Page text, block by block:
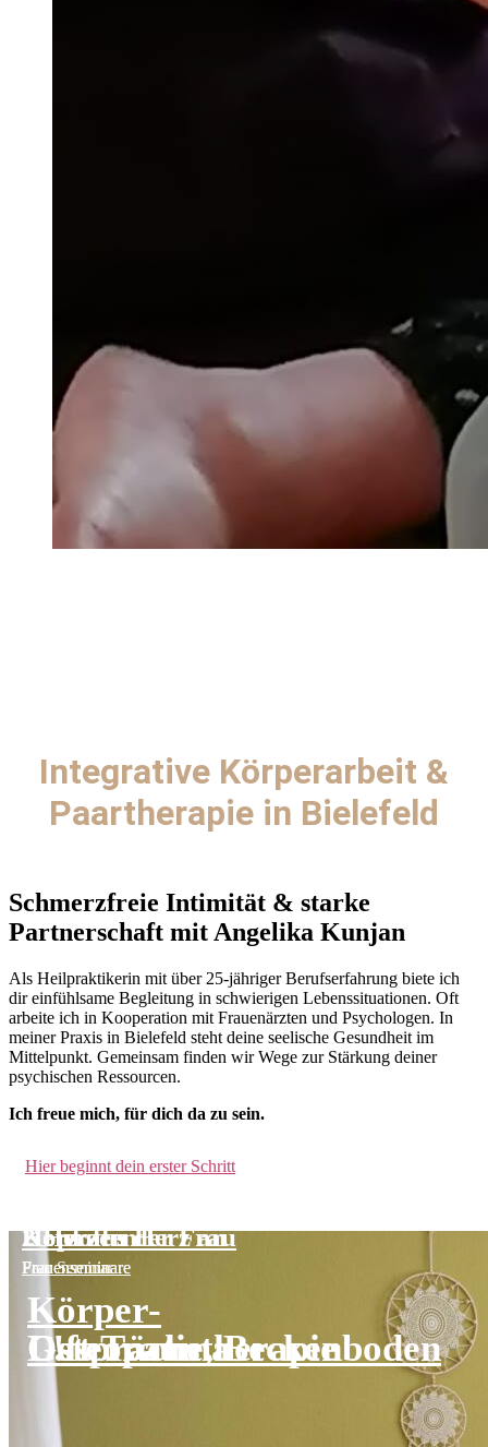
Körper-
Gesprächstherapie
L!ft Trauma
Osteopatie, Beckenboden
Kopf aus Herz an
Paar Seminar
Herzoffen
Frauenseminare
2 Herzen der Frau
Frauenseminare
Integrative Körperarbeit &
Paartherapie in Bielefeld
Schmerzfreie Intimität & starke
Partnerschaft mit Angelika Kunjan
Als Heilpraktikerin mit über 25-jähriger Berufserfahrung biete ich
dir einfühlsame Begleitung in schwierigen Lebenssituationen. Oft
arbeite ich in Kooperation mit Frauenärzten und Psychologen. In
meiner Praxis in Bielefeld steht deine seelische Gesundheit im
Mittelpunkt. Gemeinsam finden wir Wege zur Stärkung deiner
psychischen Ressourcen.
Ich freue mich, für dich da zu sein.
Hier beginnt dein erster Schritt